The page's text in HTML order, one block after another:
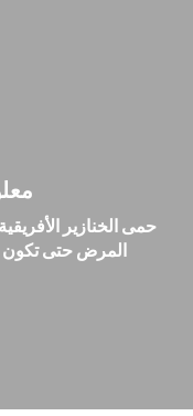
حمى الخنازير
المرض حتى تكون